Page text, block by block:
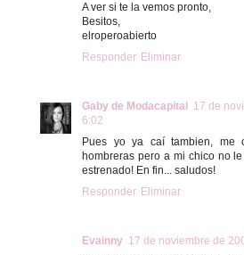
A ver si te la vemos pronto,
Besitos,
elroperoabierto
Responder Eliminar
Gaby de Modacapital
17 de
6:02
Pues yo ya caí tambien, me
hombreras pero a mi chico no
estrenado! En fin... saludos!
Responder Eliminar
Evainny 17 de noviembre de